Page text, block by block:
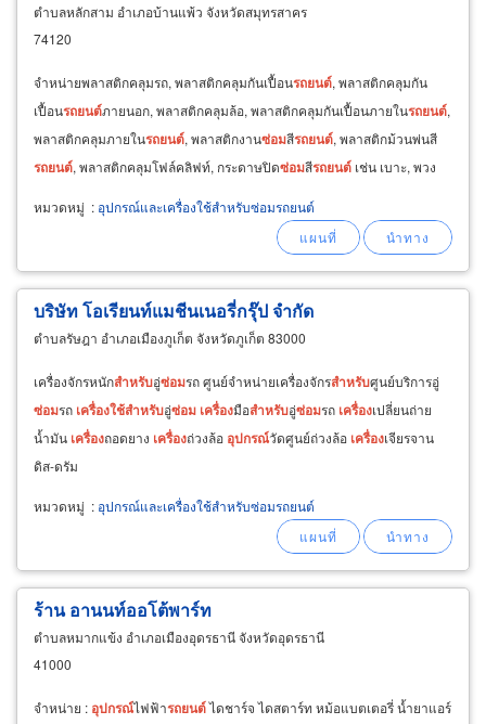
ตำบลหลักสาม อำเภอบ้านแพ้ว จังหวัดสมุทรสาคร
74120
จำหน่ายพลาสติกคลุมรถ, พลาสติกคลุมกันเปื้อนรถยนต์, พลาสติกคลุมกัน
เปื้อนรถยนต์ภายนอก, พลาสติกคลุมล้อ, พลาสติกคลุมกันเปื้อนภายในรถยนต์,
พลาสติกคลุมภายในรถยนต์, พลาสติกงานซ่อมสีรถยนต์, พลาสติกม้วนพ่นสี
รถยนต์, พลาสติกคลุมโฟล์คลิฟท์, กระดาษปิดซ่อมสีรถยนต์ เช่น เบาะ, พวง
อื่นๆ พลาสติกคลุมกันเปื้อนอื่นๆ
หมวดหมู่ : อุปกรณ์และเครื่องใช้สำหรับซ่อมรถยนต์
บริษัท โอเรียนท์แมชีนเนอรี่กรุ๊ป จำกัด
ตำบลรัษฎา อำเภอเมืองภูเก็ต จังหวัดภูเก็ต 83000
เครื่องจักรหนักสำหรับอู่ซ่อมรถ ศูนย์จำหน่ายเครื่องจักรสำหรับศูนย์บริการอู่
ซ่อมรถ เครื่องใช้สำหรับอู่ซ่อม เครื่องมือสำหรับอู่ซ่อมรถ เครื่องเปลี่ยนถ่าย
น้ำมัน เครื่องถอดยาง เครื่องถ่วงล้อ อุปกรณ์วัดศูนย์ถ่วงล้อ เครื่องเจียรจาน
ดิส-ดรัม
หมวดหมู่ : อุปกรณ์และเครื่องใช้สำหรับซ่อมรถยนต์
ร้าน อานนท์ออโต้พาร์ท
ตำบลหมากแข้ง อำเภอเมืองอุดรธานี จังหวัดอุดรธานี
41000
จำหน่าย : อุปกรณ์ไฟฟ้ารถยนต์ไดชาร์จ ไดสตาร์ท หม้อแบตเตอรี่ น้ำยาแอร์